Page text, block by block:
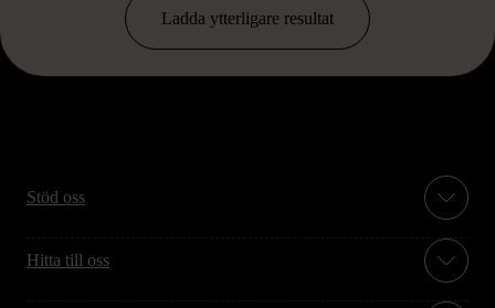
Ladda ytterligare resultat
Stöd oss
Hitta till oss